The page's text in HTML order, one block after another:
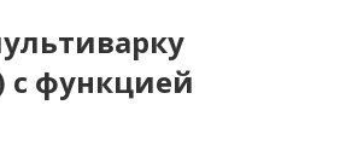
с функцией